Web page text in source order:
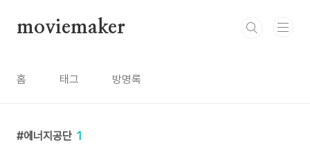
moviemaker
홈 태그 방명록
에너지공단 1